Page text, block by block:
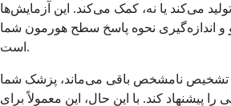
می‌کند یا نه، کمک می‌کند. این آزمایش‌ها
اندازه‌گیری نحوه پاسخ سطح هورمون شما
است.
تشخیص نامشخص باقی می‌ماند، پزشک شما
پیشنهاد کند. با این حال، این معمولاً برای